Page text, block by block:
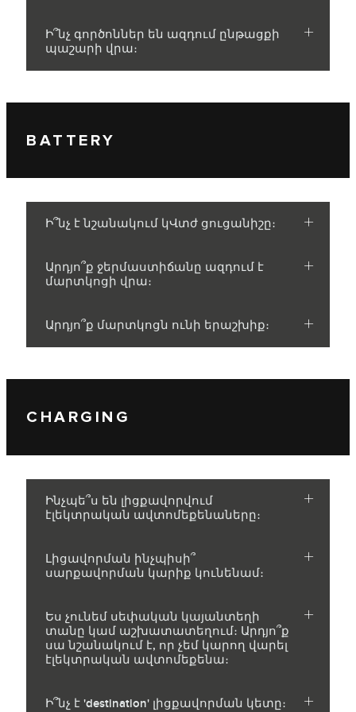
Ի՞նչ գործոններ են ազդում ընթացքի
պաշարի վրա։
BATTERY
Ի՞նչ է նշանակում կՎտժ ցուցանիշը։
Արդյո՞ք ջերմաստիճանը ազդում է
մարտկոցի վրա։
Արդյո՞ք մարտկոցն ունի երաշխիք։
CHARGING
Ինչպե՞ս են լիցքավորվում
էլեկտրական ավտոմեքենաները։
Լիցավորման ինչպիսի՞
սարքավորման կարիք կունենամ։
Ես չունեմ սեփական կայանտեղի
տանը կամ աշխատատեղում։ Արդյո՞ք
սա նշանակում է, որ չեմ կարող վարել
էլեկտրական ավտոմեքենա։
Ի՞նչ է 'destination' լիցքավորման կետը։